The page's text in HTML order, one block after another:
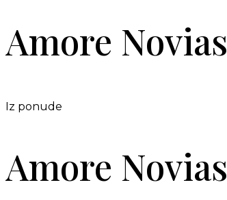
Amore Novias
Iz ponude
Amore Novias